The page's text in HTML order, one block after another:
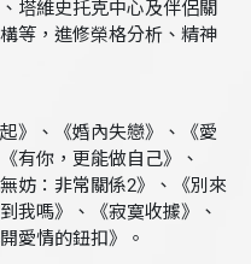
塔維史托克中心及伴侶關
等，進修榮格分析、精神
》、《婚內失戀》、《愛
有你，更能做自己》、
妨：非常關係2》、《別來
我嗎》、《寂寞收據》、
愛情的鈕扣》。